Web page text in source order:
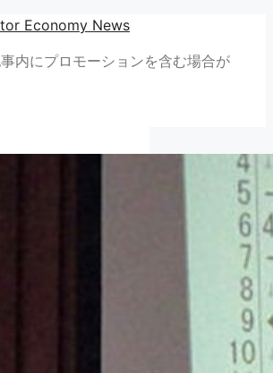
Economy News
内にプロモーションを含む場合が